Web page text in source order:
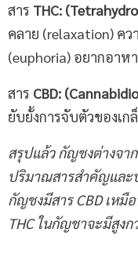
สาร THC:
คลาย (relaxation) คว
(euphoria) อยากอา
สาร CBD:
ยับยั้งการจับตัวของเ
สรุปแล้ว กัญชงต่างจ
ปริมาณสารสำคัญและ
กัญชงมีสาร CBD เหมื
THC ในกัญชาจะมีสูงก